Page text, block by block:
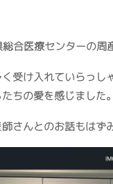
合医療センターの周
受け入れていらっ
ちの愛を感じました。
さんとのお話もはず